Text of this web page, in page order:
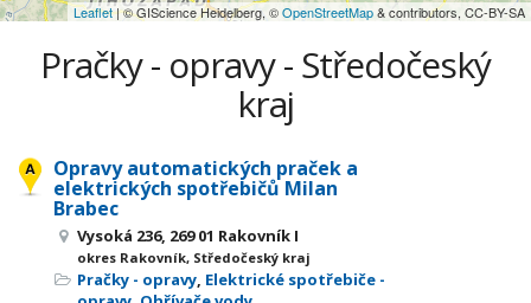
Leaflet| © GIScience Heidelberg, ©OpenStreetMap& contributors, CC-BY-SA
Pračky - opravy - Středočeský
kraj
Opravy automatických praček a
elektrických spotřebičů Milan
Brabec
Vysoká 236, 269 01 Rakovník I
okres Rakovník, Středočeský kraj
Pračky - opravy, Elektrické spotřebiče -